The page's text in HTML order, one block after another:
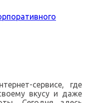
сервисе, где
вкусу и даже